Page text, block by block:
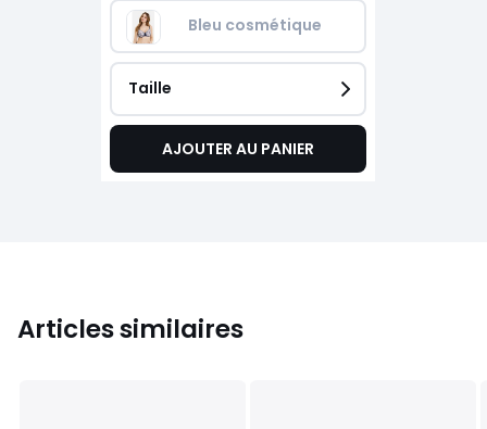
Bleu cosmétique
Taille
AJOUTER AU PANIER
Articles similaires